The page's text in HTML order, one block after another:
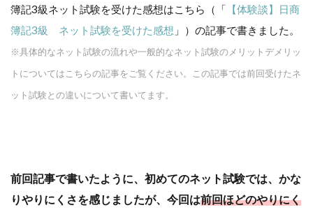
簿記3級ネット試験を受けた感想はこちら（「 【体験談】日商
簿記3級 ネット試験を受けた感想 」）の記事で書きました。
※具体的なネット試験の流れや一般的なネット試験のメリットデメリッ
トについてはこちらの記事をご覧ください。この記事では前回受けたネ
ット試験との違いについて書いてます。
前回記事で書いたように、初めてのネット試験では、かな
りやりにくさを感じましたが、今回は前回ほどのやりにく